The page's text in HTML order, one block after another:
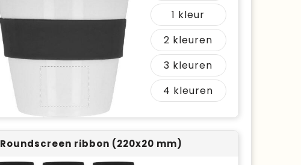
1
2
3
4
Roundscreen ribbon (220x20 mm)